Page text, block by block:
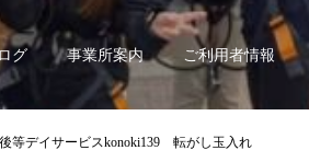
グ 事業所案内 ご利用者情報
等デイサービスkonoki139 転がし玉入れ